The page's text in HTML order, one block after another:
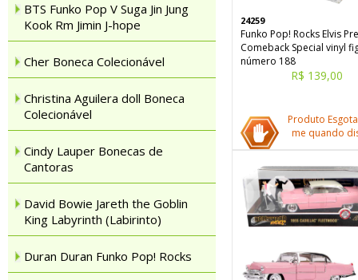
BTS Funko Pop V Suga Jin Jung
Kook Rm Jimin J-hope
Cher Boneca Colecionável
Christina Aguilera doll Boneca
Colecionável
Cindy Lauper Bonecas de
Cantoras
David Bowie Jareth the Goblin
King Labyrinth (Labirinto)
Duran Duran Funko Pop! Rocks
24259
Funko Pop! Rocks Elvis
Comeback Special vinyl
número 188
R$ 139,00
Produto
me quando